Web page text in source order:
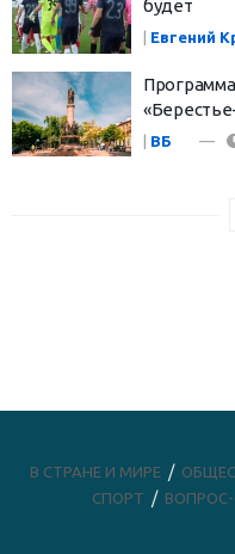
будет
Евгений
ВБ
В СТРАНЕ И МИРЕ
СПОРТ